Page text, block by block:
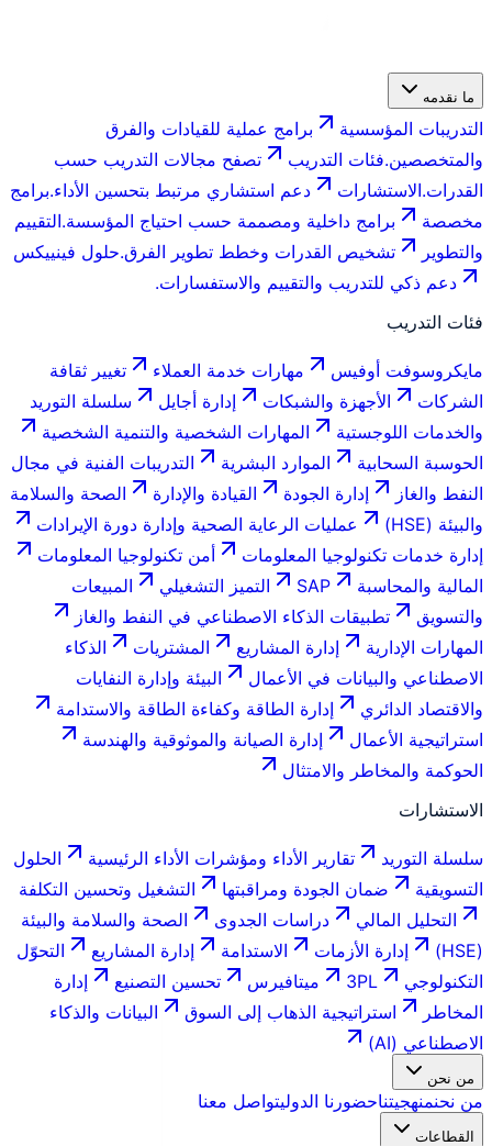
ما نقدمه
التدريبات المؤسسية
برامج عملية للقيادات والفرق
والمتخصصين.فئات التدريب
تصفح مجالات التدريب حسب
القدرات.الاستشارات دعم استشاري مرتبط بتحسين الأداء.برامج
مخصصة
برامج داخلية ومصممة حسب احتياج المؤسسة.التقييم
والتطوير
تشخيص القدرات وخطط تطوير الفرق.حلول فينييكس
دعم ذكي للتدريب والتقييم والاستفسارات.
فئات التدريب
مايكروسوفت أوفيس مهارات خدمة العملاء
تغيير ثقافة
الشركات
الأجهزة والشبكات إدارة أجايل
سلسلة التوريد
والخدمات اللوجستية
المهارات الشخصية والتنمية الشخصية
الحوسبة السحابية
الموارد البشرية
التدريبات الفنية في مجال
النفط والغاز
إدارة الجودة القيادة والإدارة
الصحة والسلامة
والبيئة (HSE)
عمليات الرعاية الصحية وإدارة دورة الإيرادات
إدارة خدمات تكنولوجيا المعلومات
أمن تكنولوجيا المعلومات
المالية والمحاسبة
SAP التميز التشغيلي
المبيعات
والتسويق
تطبيقات الذكاء الاصطناعي في النفط والغاز
المهارات الإدارية
إدارة المشاريع المشتريات
الذكاء
الاصطناعي والبيانات في الأعمال
البيئة وإدارة النفايات
والاقتصاد الدائري
إدارة الطاقة وكفاءة الطاقة والاستدامة
استراتيجية الأعمال
إدارة الصيانة والموثوقية والهندسة
الحوكمة والمخاطر والامتثال
الاستشارات
سلسلة التوريد تقارير الأداء ومؤشرات الأداء الرئيسية
الحلول
التسويقية
ضمان الجودة ومراقبتها
التشغيل وتحسين التكلفة
التحليل المالي
دراسات الجدوى
الصحة والسلامة والبيئة
(HSE)
إدارة الأزمات الاستدامة إدارة المشاريع
التحوّل
التكنولوجي
3PL ميتافيرس تحسين التصنيع
إدارة
المخاطر
استراتيجية الذهاب إلى السوق
البيانات والذكاء
الاصطناعي (AI)
من نحن
من نحنمنهجيتناحضورنا الدوليتواصل معنا
القطاعات